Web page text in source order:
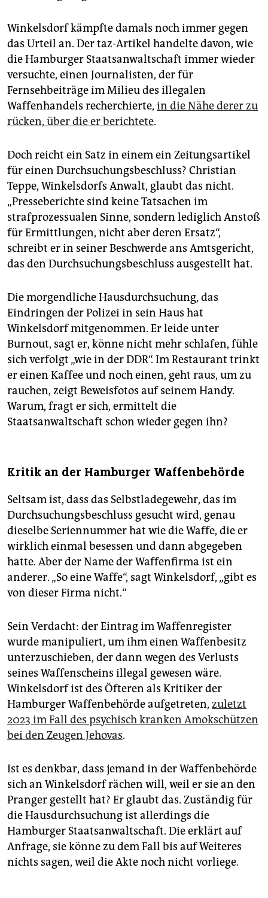
Winkelsdorf kämpfte damals noch immer gegen
das Urteil an. Der taz-Artikel handelte davon, wie
die Hamburger Staatsanwaltschaft immer wieder
versuchte, einen Journalisten, der für
Fernsehbeiträge im Milieu des illegalen
Waffenhandels recherchierte, in die Nähe derer zu
rücken, über die er berichtete.
Doch reicht ein Satz in einem ein Zeitungsartikel
für einen Durchsuchungsbeschluss? Christian
Teppe, Winkelsdorfs Anwalt, glaubt das nicht.
„Presseberichte sind keine Tatsachen im
strafprozessualen Sinne, sondern lediglich Anstoß
für Ermittlungen, nicht aber deren Ersatz“,
schreibt er in seiner Beschwerde ans Amtsgericht,
das den Durchsuchungsbeschluss ausgestellt hat.
Die morgendliche Hausdurchsuchung, das
Eindringen der Polizei in sein Haus hat
Winkelsdorf mitgenommen. Er leide unter
Burnout, sagt er, könne nicht mehr schlafen, fühle
sich verfolgt „wie in der DDR“. Im Restaurant trinkt
er einen Kaffee und noch einen, geht raus, um zu
rauchen, zeigt Beweisfotos auf seinem Handy.
Warum, fragt er sich, ermittelt die
Staatsanwaltschaft schon wieder gegen ihn?
Kritik an der Hamburger Waffenbehörde
Seltsam ist, dass das Selbstladegewehr, das im
Durchsuchungsbeschluss gesucht wird, genau
dieselbe Seriennummer hat wie die Waffe, die er
wirklich einmal besessen und dann abgegeben
hatte. Aber der Name der Waffenfirma ist ein
anderer. „So eine Waffe“, sagt Winkelsdorf, „gibt es
von dieser Firma nicht.“
Sein Verdacht: der Eintrag im Waffenregister
wurde manipuliert, um ihm einen Waffenbesitz
unterzuschieben, der dann wegen des Verlusts
seines Waffenscheins illegal gewesen wäre.
Winkelsdorf ist des Öfteren als Kritiker der
Hamburger Waffenbehörde aufgetreten, zuletzt
2023 im Fall des psychisch kranken Amokschützen
bei den Zeugen Jehovas.
Ist es denkbar, dass jemand in der Waffenbehörde
sich an Winkelsdorf rächen will, weil er sie an den
Pranger gestellt hat? Er glaubt das. Zuständig für
die Hausdurchsuchung ist allerdings die
Hamburger Staatsanwaltschaft. Die erklärt auf
Anfrage, sie könne zu dem Fall bis auf Weiteres
nichts sagen, weil die Akte noch nicht vorliege.